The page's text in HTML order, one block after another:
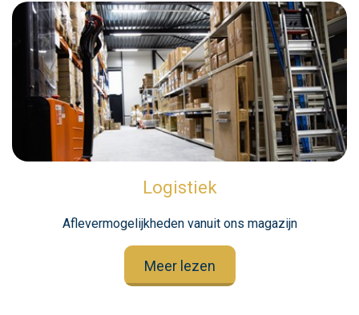
Logistiek
Aflevermogelijkheden vanuit ons magazijn
Meer lezen